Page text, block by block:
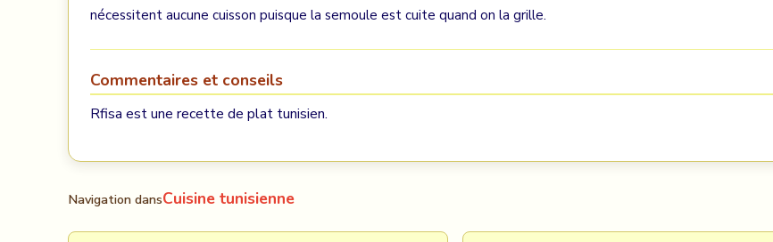
nécessitent aucune cuisson puisque la semoule est cuite quand on la grille.
Commentaires et conseils
Rfisa est une recette de plat tunisien.
Navigation dansCuisine tunisienne